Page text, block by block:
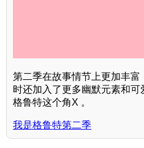
第二季在故事情节上更加丰富
时还加入了更多幽默元素和
格鲁特这个角X 。
我是格鲁特第二季